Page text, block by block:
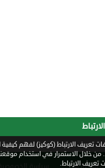
تعريف الارتباط (كوكيز) لفهم
من خلال الاستمرار في استخدام
تعريف الارتباط.